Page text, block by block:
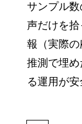
サンプル
声だけを
報（実際の
推測で埋
る運用が安